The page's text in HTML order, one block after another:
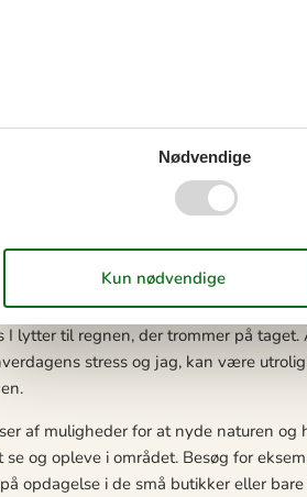
en times kørsel fra Furreby, finder I
sjove forlystelser for både børn og
fælles oplevelser
nyde en afslappende
på en unik kombination af strande,
Der er tale om en idyllisk ramme,
af i jeres sommerhus og nyde
for at styrke jeres sammenhold som
sommerhusferie i Furreby. Her kan I
I lytter til regnen, der trommer på
stress og jag, kan være
af muligheder for at nyde naturen
se og opleve i området. Besøg for
opdagelse i de små butikker eller
Nødvendige